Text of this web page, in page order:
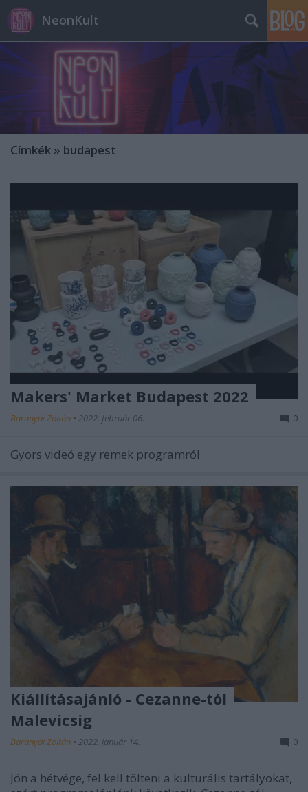
NeonKult
Címkék » budapest
Makers' Market Budapest 2022
Baranyai Zoltán • 2022. február 06. 0
Gyors videó egy remek programról
Kiállításajánló - Cezanne-tól
Malevicsig
Baranyai Zoltán • 2022. január 14. 0
Jön a hétvége, fel kell tölteni a kulturális tartályokat,